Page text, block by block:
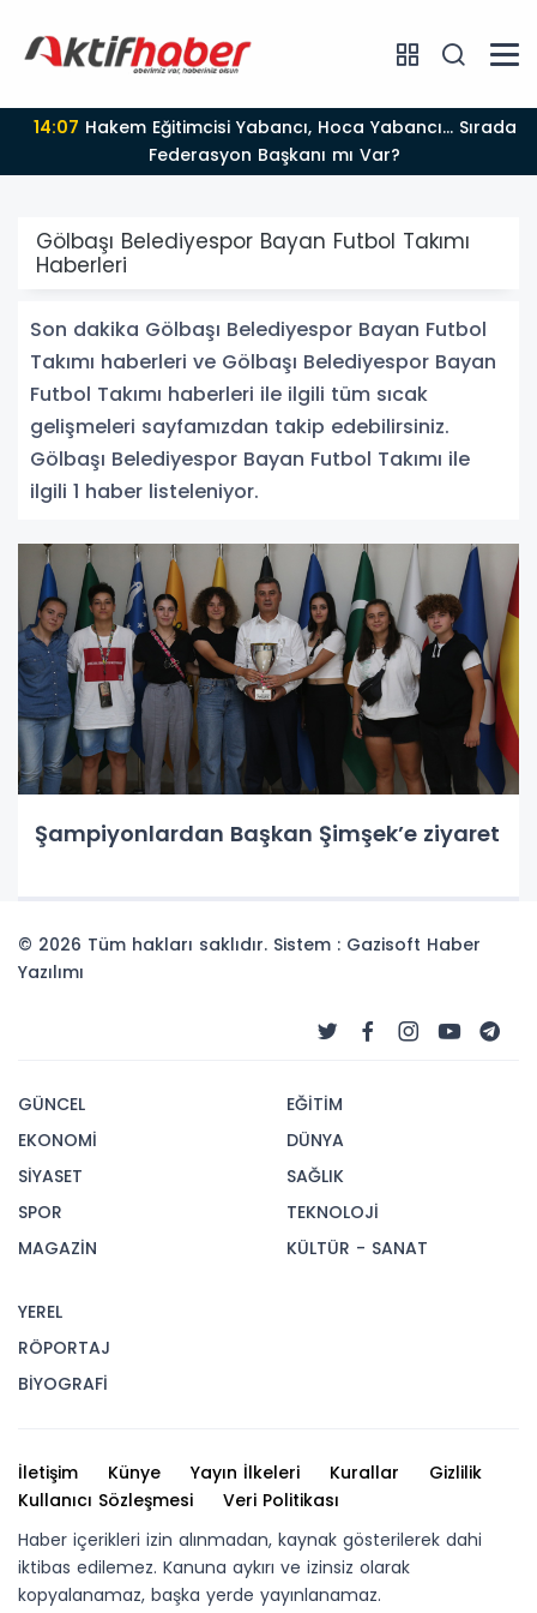
14:07Hakem Eğitimcisi Yabancı, Hoca Yabancı... Sırada
Federasyon Başkanı mı Var?
Gölbaşı Belediyespor Bayan Futbol Takımı
Haberleri
Son dakika Gölbaşı Belediyespor Bayan Futbol
Takımı haberleri ve Gölbaşı Belediyespor Bayan
Futbol Takımı haberleri ile ilgili tüm sıcak
gelişmeleri sayfamızdan takip edebilirsiniz.
Gölbaşı Belediyespor Bayan Futbol Takımı ile
ilgili 1 haber listeleniyor.
Şampiyonlardan Başkan Şimşek’e ziyaret
© 2026 Tüm hakları saklıdır. Sistem : Gazisoft Haber
Yazılımı
GÜNCEL
EKONOMİ
SİYASET
SPOR
MAGAZİN
EĞİTİM
DÜNYA
SAĞLIK
TEKNOLOJİ
KÜLTÜR - SANAT
YEREL
RÖPORTAJ
BİYOGRAFİ
İletişim Künye Yayın İlkeleri Kurallar
Gizlilik
Kullanıcı Sözleşmesi
Veri Politikası
Haber içerikleri izin alınmadan, kaynak gösterilerek dahi
iktibas edilemez. Kanuna aykırı ve izinsiz olarak
kopyalanamaz, başka yerde yayınlanamaz.